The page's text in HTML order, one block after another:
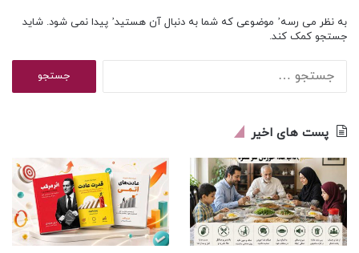
به نظر می رسه’ موضوعی که شما به دنبال آن هستید’ پیدا نمی شود. شاید
جستجو کمک کند.
پست های اخیر